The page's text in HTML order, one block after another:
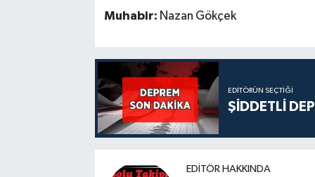
Muhabir: Nazan Gökçek
EDITÖRÜN SEÇTIĞI
ŞİDDETLİ
EDITÖR HAKKINDA